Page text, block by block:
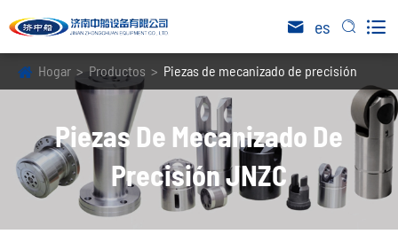
 es  
Hogar Productos Piezas de mecanizado de precisión
Piezas De Mecanizado De
Precisión JNZC